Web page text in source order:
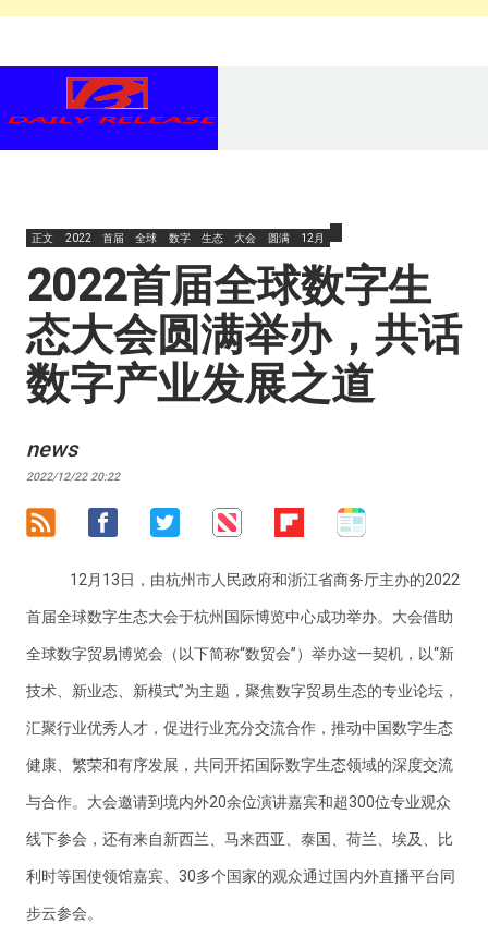
正文 2022 首届 全球 数字 生态 大会 圆满 12月
2022首届全球数字生
态大会圆满举办，共话
数字产业发展之道
news
2022/12/22 20:22
12月13日，由杭州市人民政府和浙江省商务厅主办的2022
首届全球数字生态大会于杭州国际博览中心成功举办。大会借助
全球数字贸易博览会（以下简称“数贸会”）举办这一契机，以“新
技术、新业态、新模式”为主题，聚焦数字贸易生态的专业论坛，
汇聚行业优秀人才，促进行业充分交流合作，推动中国数字生态
健康、繁荣和有序发展，共同开拓国际数字生态领域的深度交流
与合作。大会邀请到境内外20余位演讲嘉宾和超300位专业观众
线下参会，还有来自新西兰、马来西亚、泰国、荷兰、埃及、比
利时等国使领馆嘉宾、30多个国家的观众通过国内外直播平台同
步云参会。